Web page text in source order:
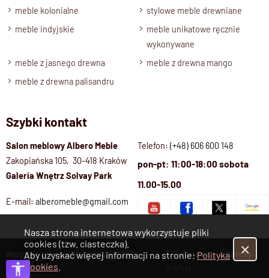
meble kolonialne
stylowe meble drewniane
meble indyjskie
meble unikatowe ręcznie
wykonywane
meble z jasnego drewna
meble z drewna mango
meble z drewna palisandru
Szybki kontakt
Salon meblowy Albero Meble
Zakopiańska 105, 30-418 Kraków
Galeria Wnętrz Solvay Park
Telefon: (+48) 606 600 148
pon-pt: 11:00-18:00 sobota
11.00-15.00
E-mail: alberomeble@gmail.com
Wszystkie prawa zastrzeżone © 2026
Albero Meble
E-Commerce platform by
Nasza strona internetowa wykorzystuje pliki
cookies (tzw. ciasteczka).
Aby uzyskać więcej informacji na stronie:Polityka
Cookies
✕